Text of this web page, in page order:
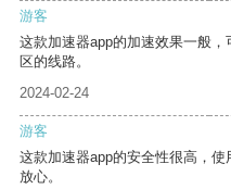
游客
这款加速器app的加速效果一般
区的线路。
2024-02-24
游客
这款加速器app的安全性很高，
放心。